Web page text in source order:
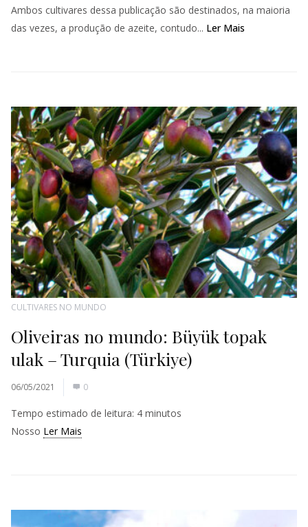
Ambos cultivares dessa publicação são destinados, na maioria
das vezes, a produção de azeite, contudo... Ler Mais
CULTIVARES NO MUNDO
Oliveiras no mundo: Büyük topak
ulak – Turquia (Türkiye)
06/05/2021 0
Tempo estimado de leitura: 4 minutos
Nosso Ler Mais